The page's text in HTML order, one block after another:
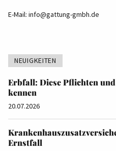
E-Mail: info@gattung-gmbh.de
NEUIGKEITEN
Erbfall: Diese Pflichten
kennen
20.07.2026
Ernstfall